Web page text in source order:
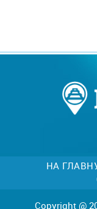
НА
Copyright @